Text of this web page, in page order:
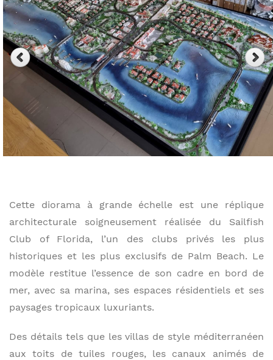
Cette diorama à grande échelle est une réplique
architecturale soigneusement réalisée du Sailfish
Club of Florida, l’un des clubs privés les plus
historiques et les plus exclusifs de Palm Beach. Le
modèle restitue l’essence de son cadre en bord de
mer, avec sa marina, ses espaces résidentiels et ses
paysages tropicaux luxuriants.
Des détails tels que les villas de style méditerranéen
aux toits de tuiles rouges, les canaux animés de